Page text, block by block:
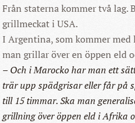
Från staterna kommer två lag.
grillmeckat i USA.
I Argentina, som kommer med
man grillar över en öppen eld
– Och i Marocko har man ett
trär upp spädgrisar eller får på
till 15 timmar. Ska man
grillning över öppen eld i Afrika